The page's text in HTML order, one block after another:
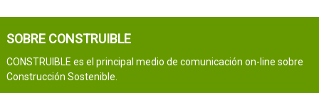
SOBRE CONSTRUIBLE
CONSTRUIBLE es el principal medio de comunicación on-line sobre
Construcción Sostenible.